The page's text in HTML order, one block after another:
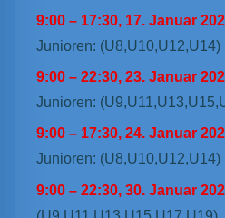
9:00 – 17:30, 17. Januar
Junioren: (U8,U10,U12,U14)
9:00 – 22:30, 23. Januar
Junioren:
9:00 – 17:30, 24. Januar
Junioren: (U8,U10,U12,U14)
9:00 – 22:30, 30. Januar